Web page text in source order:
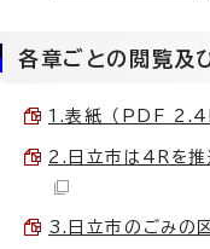
各章ごとの閲覧及
1.表紙 （PDF
2.日立市は4Rを推
3.日立市のごみの